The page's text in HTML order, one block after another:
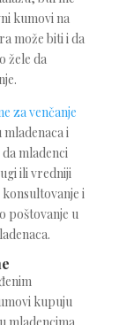
kumovi na
može biti i da
žele da
za venčanje
i
mladenci
ili vredniji
i
poštovanje u
kupuju